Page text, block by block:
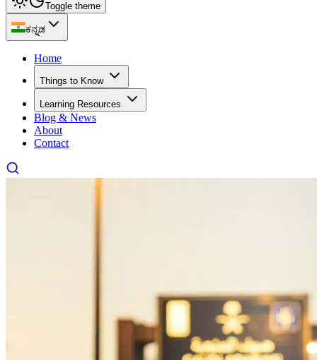
Toggle theme
ಕನ್ನಡ
Home
Things to Know
Learning Resources
Blog & News
About
Contact